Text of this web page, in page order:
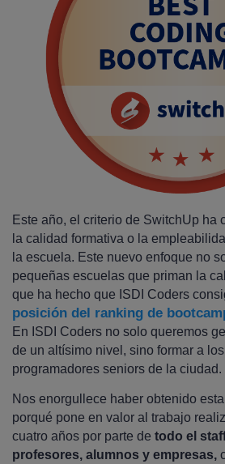
Este año, el criterio de SwitchUp ha
la calidad formativa o la
la escuela. Este nuevo enfoque no
pequeñas escuelas que priman la
que ha hecho que ISDI Coders
posición del ranking de
En ISDI Coders no solo queremos
de un altísimo nivel, sino formar a
programadores seniors de la ciudad.
Nos enorgullece haber obtenido
porqué pone en valor al trabajo
cuatro años por parte de todo el
profesores, alumnos y empresas,